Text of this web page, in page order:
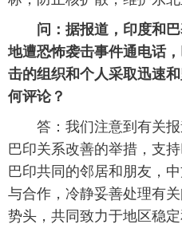
问：据报道，印度和
地遭恐怖袭击事件通电话
击的组织和个人采取迅速
何评论？
答：我们注意到有关报
巴印关系改善的举措，支
巴印共同的邻居和朋友，
与合作，冷静妥善处理有
势头，共同致力于地区稳定